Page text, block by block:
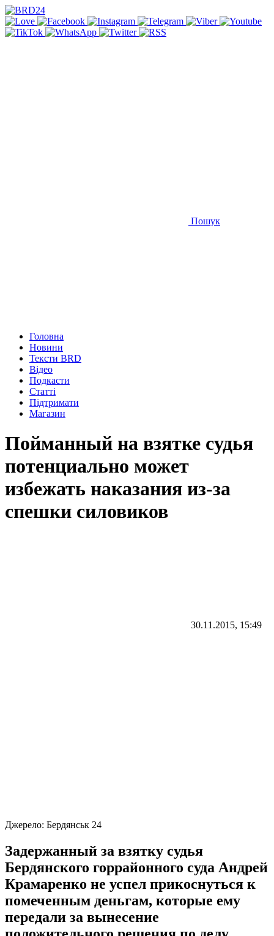
Пошук
Головна
Новини
Тексти BRD
Відео
Подкасти
Статті
Підтримати
Магазин
Пойманный на взятке судья
потенциально может
избежать наказания из-за
спешки силовиков
30.11.2015, 15:49
Джерело: Бердянськ 24
Задержанный за взятку судья
Бердянского горрайонного суда Андрей
Крамаренко не успел прикоснуться к
помеченным деньгам, которые ему
передали за вынесение